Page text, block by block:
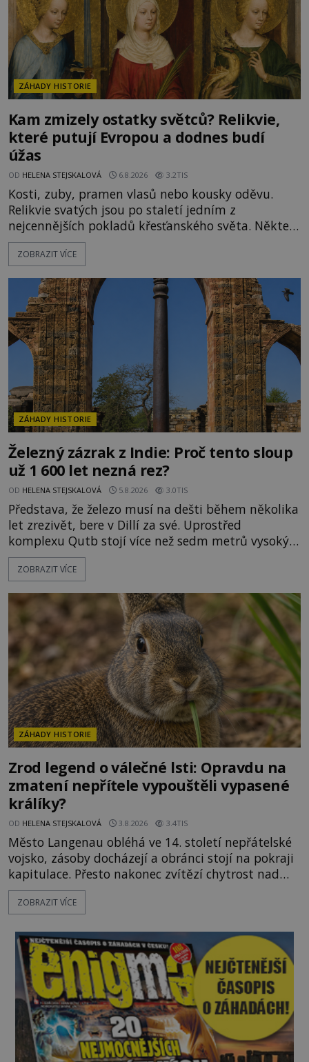
ZÁHADY HISTORIE
Kam zmizely ostatky světců? Relikvie,
které putují Evropou a dodnes budí
úžas
OD HELENA STEJSKALOVÁ 6.8.2026 3.2TIS
Kosti, zuby, pramen vlasů nebo kousky oděvu.
Relikvie svatých jsou po staletí jedním z
nejcennějších pokladů křesťanského světa. Některé
mají pečlivě doloženou historii, jiné provází
záhady, krádeže i nečekané objevy. Jejich osudy
o skutečné historické události. Ve středověké
Evropě mají relikvie mimořádnou hodnotu. Nejsou
jen předmětem úcty
ZOBRAZIT VÍCE
ZÁHADY HISTORIE
Železný zázrak z Indie: Proč tento sloup
už 1 600 let nezná rez?
OD HELENA STEJSKALOVÁ 5.8.2026 3.0TIS
Představa, že železo musí na dešti během několika
let zrezivět, bere v Dillí za své. Uprostřed
komplexu Qutb stojí více než sedm metrů vysoký
železný sloup, který už přibližně 1 600 let odolává
počasí s jen nepatrnými stopami koroze. Jeho
ztracených technologiích či tajemných
materiálech. Moderní metalurgie však ukazuje, že
skutečné vysvětlení je ješt
ZOBRAZIT VÍCE
ZÁHADY HISTORIE
Zrod legend o válečné lsti: Opravdu na
zmatení nepřítele vypouštěli vypasené
králíky?
OD HELENA STEJSKALOVÁ 3.8.2026 3.4TIS
Město Langenau obléhá ve 14. století nepřátelské
vojsko, zásoby docházejí a obránci stojí na pokraji
kapitulace. Přesto nakonec zvítězí chytrost nad
hrubou silou. Podle staré německé legendy vypustí
obyvatelé za hradby dobře živeného králíka, aby
dost. Čas pracuje pro obléhatele. Ve městě ubývají
zásoby a každý den znamená další porci strádá
ZOBRAZIT VÍCE